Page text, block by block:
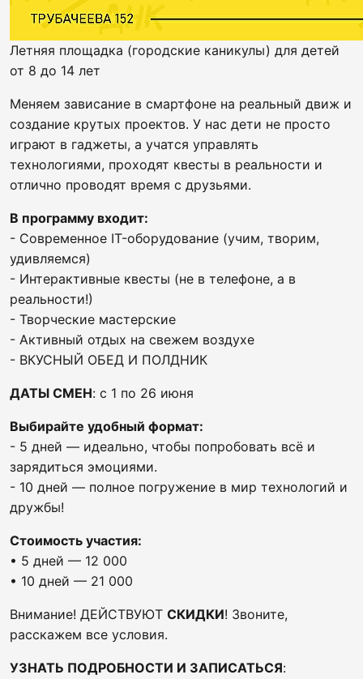
Летняя площадка (городские каникулы) для детей
от 8 до 14 лет
Меняем зависание в смартфоне на реальный движ и
создание крутых проектов. У нас дети не просто
играют в гаджеты, а учатся управлять
технологиями, проходят квесты в реальности и
отлично проводят время с друзьями.
В программу входит:
- Современное IT-оборудование (учим, творим,
удивляемся)
- Интерактивные квесты (не в телефоне, а в
реальности!)
- Творческие мастерские
- Активный отдых на свежем воздухе
- ВКУСНЫЙ ОБЕД И ПОЛДНИК
ДАТЫ СМЕН: с 1 по 26 июня
Выбирайте удобный формат:
- 5 дней — идеально, чтобы попробовать всё и
зарядиться эмоциями.
- 10 дней — полное погружение в мир технологий и
дружбы!
Стоимость участия:
• 5 дней — 12 000
• 10 дней — 21 000
Внимание! ДЕЙСТВУЮТ СКИДКИ! Звоните,
расскажем все условия.
УЗНАТЬ ПОДРОБНОСТИ И ЗАПИСАТЬСЯ: